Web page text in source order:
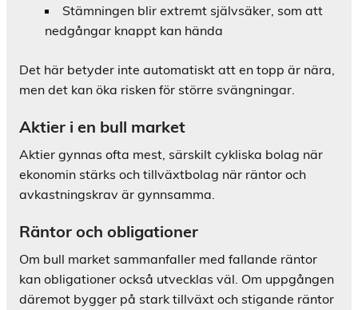
Stämningen blir extremt självsäker, som att
nedgångar knappt kan hända
Det här betyder inte automatiskt att en topp är nära,
men det kan öka risken för större svängningar.
Aktier i en bull market
Aktier gynnas ofta mest, särskilt cykliska bolag när
ekonomin stärks och tillväxtbolag när räntor och
avkastningskrav är gynnsamma.
Räntor och obligationer
Om bull market sammanfaller med fallande räntor
kan obligationer också utvecklas väl. Om uppgången
däremot bygger på stark tillväxt och stigande räntor